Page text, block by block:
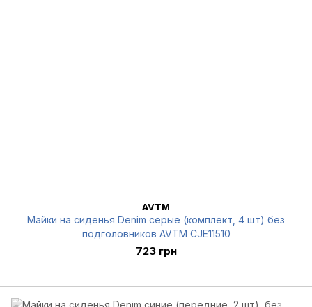
AVTM
Майки на сиденья Denim серые (комплект, 4 шт) без
подголовников AVTM CJE11510
723 грн